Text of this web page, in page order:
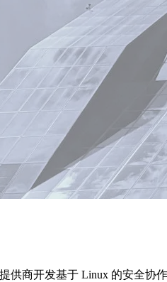
供商开发基于 Linux 的安全协